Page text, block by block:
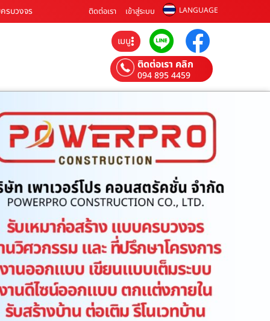
รบวงจร ติดต่อเรา เข้าสู่ระบบ LANGUAGE
เมนู
ติดต่อเรา คลิก
094 895 4459